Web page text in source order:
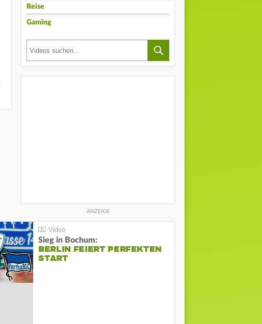
Reise
Gaming
Sieg in Bochum:
BERLIN FEIERT PERFEKTEN
START